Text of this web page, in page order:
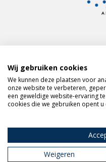
Meld je aan voor de
VERAS nieuwsbrief
Volg VERAS op
Wij gebruiken cookies
We kunnen deze plaatsen voor
onze website te verbeteren,
een geweldige website-ervaring
cookies die we gebruiken opent u
Weigeren